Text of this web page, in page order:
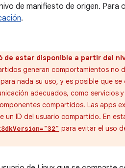
de manifiesto de origen. Para
.
de estar disponible a partir del
generan comportamientos no
nada su uso, y es posible que
adecuados, como
compartidos. Las apps
un ID del usuario compartido. En
para evitar el uso